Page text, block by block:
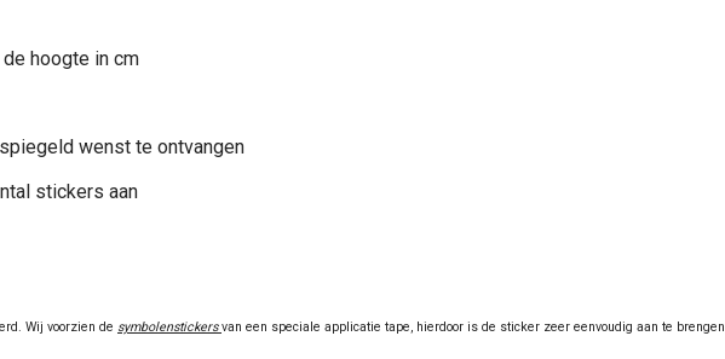
hoogte in cm
wenst te ontvangen
stickers aan
Wij voorzien de symbolenstickers van een speciale applicatie tape, hierdoor is de sticker zeer eenvoudig aan te brengen